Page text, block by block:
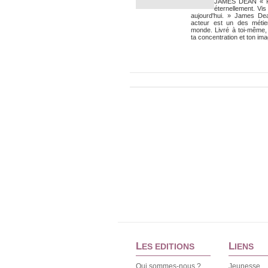
éternellement.
aujourd'hui. » James
acteur est un des
monde. Livré à toi-
ta concentration et ton
LES EDITIONS
Qui sommes-nous ?
LIENS
Jeunesse